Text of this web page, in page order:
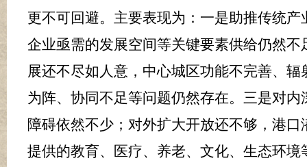
更不可回避。主要表现为：一是助推传统
企业亟需的发展空间等关键要素供给仍然不
展还不尽如人意，中心城区功能不完善、
为阵、协同不足等问题仍然存在。三是对
障碍依然不少；对外扩大开放还不够，港
提供的教育、医疗、养老、文化、生态环